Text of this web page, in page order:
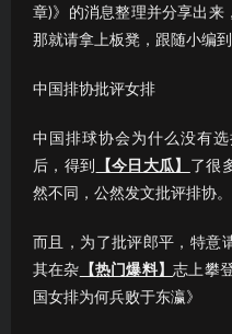
章)》的消息整理并分享出来
那就请拿上板凳，跟随小编
中国排协批评女排
中国排球协会为什么没有
后，得到
【今日大瓜】 了很
然不同，公然发文批评排协。
而且，为了批评郎平，特意
其在杂 【热门爆料】志上攀
国女排为何兵败于东瀛》